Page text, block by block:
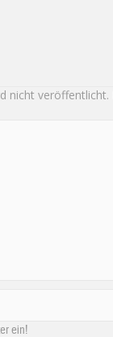
nicht veröffentlicht.
ein!